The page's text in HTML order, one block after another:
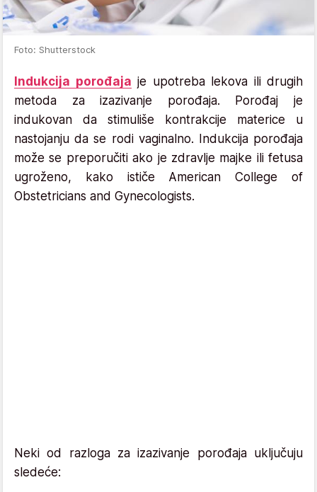
Foto: Shutterstock
Indukcija porođaja je upotreba lekova ili drugih
metoda za izazivanje porođaja. Porođaj je
indukovan da stimuliše kontrakcije materice u
nastojanju da se rodi vaginalno. Indukcija porođaja
može se preporučiti ako je zdravlje majke ili fetusa
ugroženo, kako ističe American College of
Obstetricians and Gynecologists.
Neki od razloga za izazivanje porođaja uključuju
sledeće: